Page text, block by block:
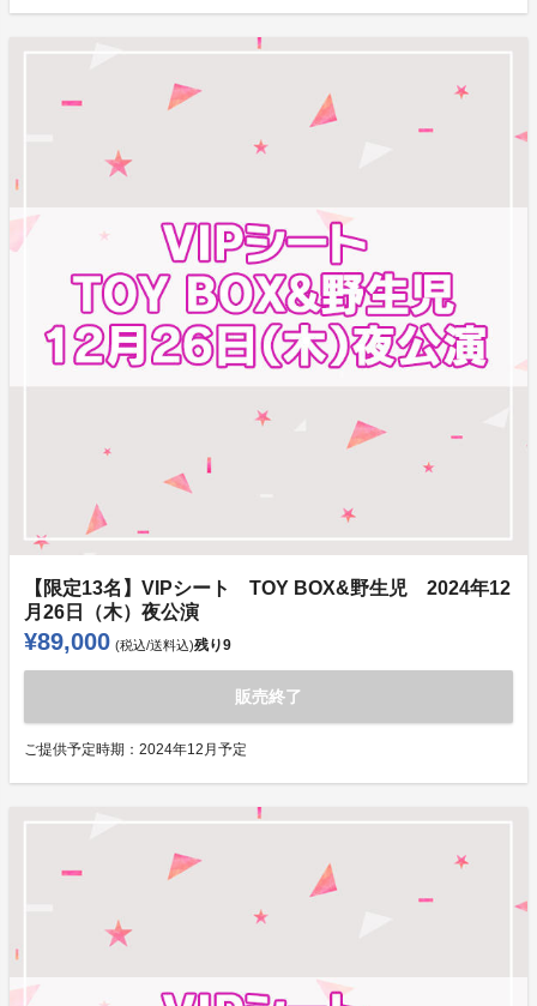
【限定13名】VIPシート TOY BOX&野生児 2024年12
月26日（木）夜公演
¥89,000 (税込/送料込)残り9
販売終了
ご提供予定時期： 2024年12月予定